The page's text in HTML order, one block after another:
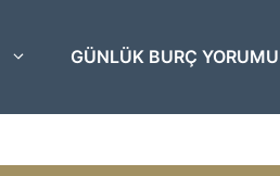
GÜNLÜK BURÇ YORUMU